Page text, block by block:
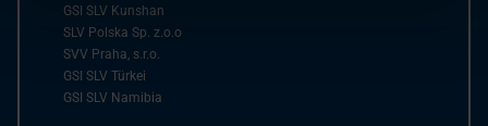
GSI SLV Kunshan
SLV Polska Sp. z.o.o
SVV Praha, s.r.o.
GSI SLV Türkei
GSI SLV Namibia